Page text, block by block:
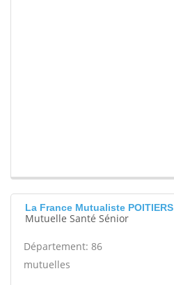
La France Mutualiste POITIERS
Mutuelle Santé Sénior
Département: 86
mutuelles